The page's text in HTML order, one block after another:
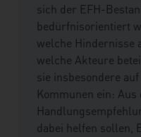
sich der EFH-
bedürfnisorientiert
welche Hindernisse
welche Akteure
sie insbesondere
Kommunen ein:
dabei helfen sollen,